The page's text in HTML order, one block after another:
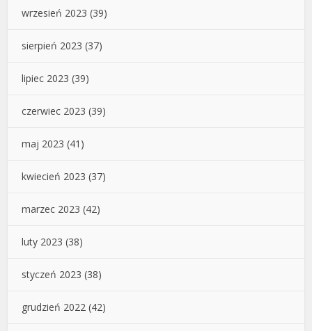
wrzesień 2023 (39)
sierpień 2023 (37)
lipiec 2023 (39)
czerwiec 2023 (39)
maj 2023 (41)
kwiecień 2023 (37)
marzec 2023 (42)
luty 2023 (38)
styczeń 2023 (38)
grudzień 2022 (42)